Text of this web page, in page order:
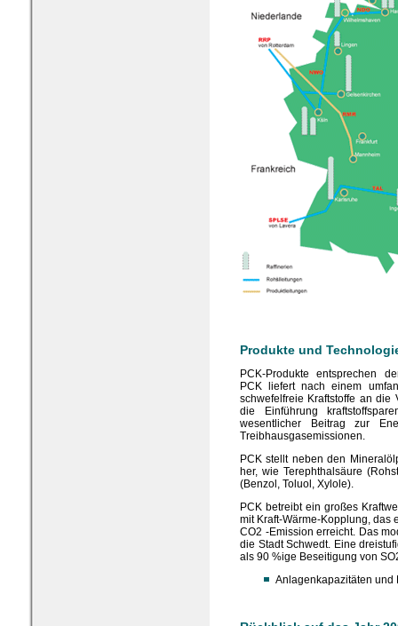
Produkte und
PCK-Produkte entsprechen
PCK liefert nach einem
schwefelfreie Kraftstoffe an die
die Einführung
wesentlicher Beitrag zur
Treibhausgasemissionen.
PCK stellt neben den
her, wie Terephthalsäure
(Benzol, Toluol, Xylole).
PCK betreibt ein großes
mit Kraft-Wärme-Kopplung,
CO2 -Emission erreicht. Das
die Stadt Schwedt. Eine
als 90 %ige Beseitigung von
Anlagenkapazitäten